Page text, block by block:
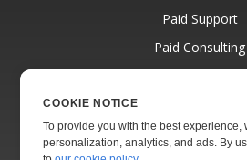
Paid Support
Paid Consulting
Blog
About
COOKIE NOTICE
To provide you with the best experience,
personalization, analytics, and ads. By